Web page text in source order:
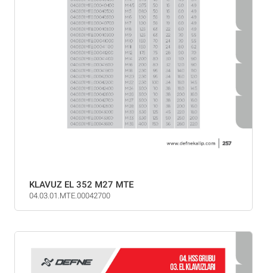
KLAVUZ EL 352 M27 MTE
04.03.01.MTE.00042700